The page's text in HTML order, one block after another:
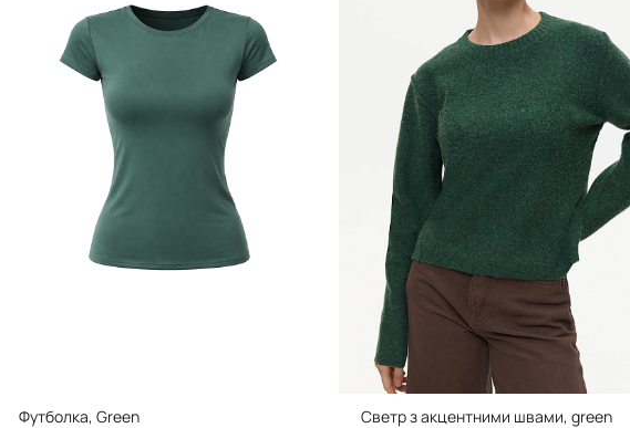
Футболка, Green Светр з акцентними швами, green